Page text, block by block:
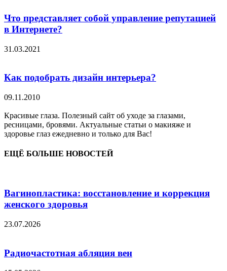
Что представляет собой управление репутацией
в Интернете?
31.03.2021
Как подобрать дизайн интерьера?
09.11.2010
Красивые глаза. Полезный сайт об уходе за глазами,
ресницами, бровями. Актуальные статьи о макияже и
здоровье глаз ежедневно и только для Вас!
ЕЩЁ БОЛЬШЕ НОВОСТЕЙ
Вагинопластика: восстановление и коррекция
женского здоровья
23.07.2026
Радиочастотная абляция вен